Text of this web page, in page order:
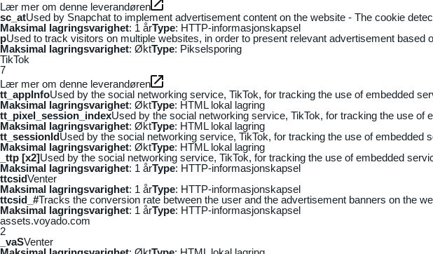
Lær mer om denne leverandøren
sc_atUsed by Snapchat to implement advertisement content on the website - The cookie
Maksimal lagringsvarighet: 1 årType: HTTP-informasjonskapsel
pUsed to track visitors on multiple websites, in order to present relevant advertisement based
Maksimal lagringsvarighet: ØktType: Pikselsporing
TikTok
7
Lær mer om denne leverandøren
tt_appInfoUsed by the social networking service, TikTok, for tracking the use of embedded
Maksimal lagringsvarighet: ØktType: HTML lokal lagring
tt_pixel_session_indexUsed by the social networking service, TikTok, for tracking the use of
Maksimal lagringsvarighet: ØktType: HTML lokal lagring
tt_sessionIdUsed by the social networking service, TikTok, for tracking the use of embedded
Maksimal lagringsvarighet: ØktType: HTML lokal lagring
_ttp [x2]Used by the social networking service, TikTok, for tracking the use of embedded
Maksimal lagringsvarighet: 1 årType: HTTP-informasjonskapsel
ttcsidVenter
Maksimal lagringsvarighet: 1 årType: HTTP-informasjonskapsel
ttcsid_#Tracks the conversion rate between the user and the advertisement banners on the
Maksimal lagringsvarighet: 1 årType: HTTP-informasjonskapsel
assets.voyado.com
2
_vaSVenter